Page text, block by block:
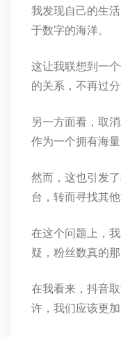
我发现自己的生
于数字的海洋。
这让我联想到一
的关系，不再过
另一方面看，取
作为一个拥有海
然而，这也引发
台，转而寻找其
在这个问题上，
疑，粉丝数真的
在我看来，抖音
许，我们应该更